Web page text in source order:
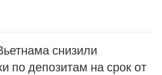
снизили
по депозитам на срок от